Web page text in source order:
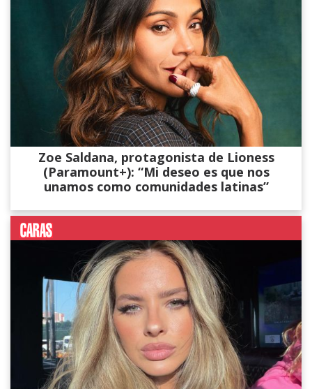
Zoe Saldana, protagonista de Lioness
(Paramount+): “Mi deseo es que nos
unamos como comunidades latinas”